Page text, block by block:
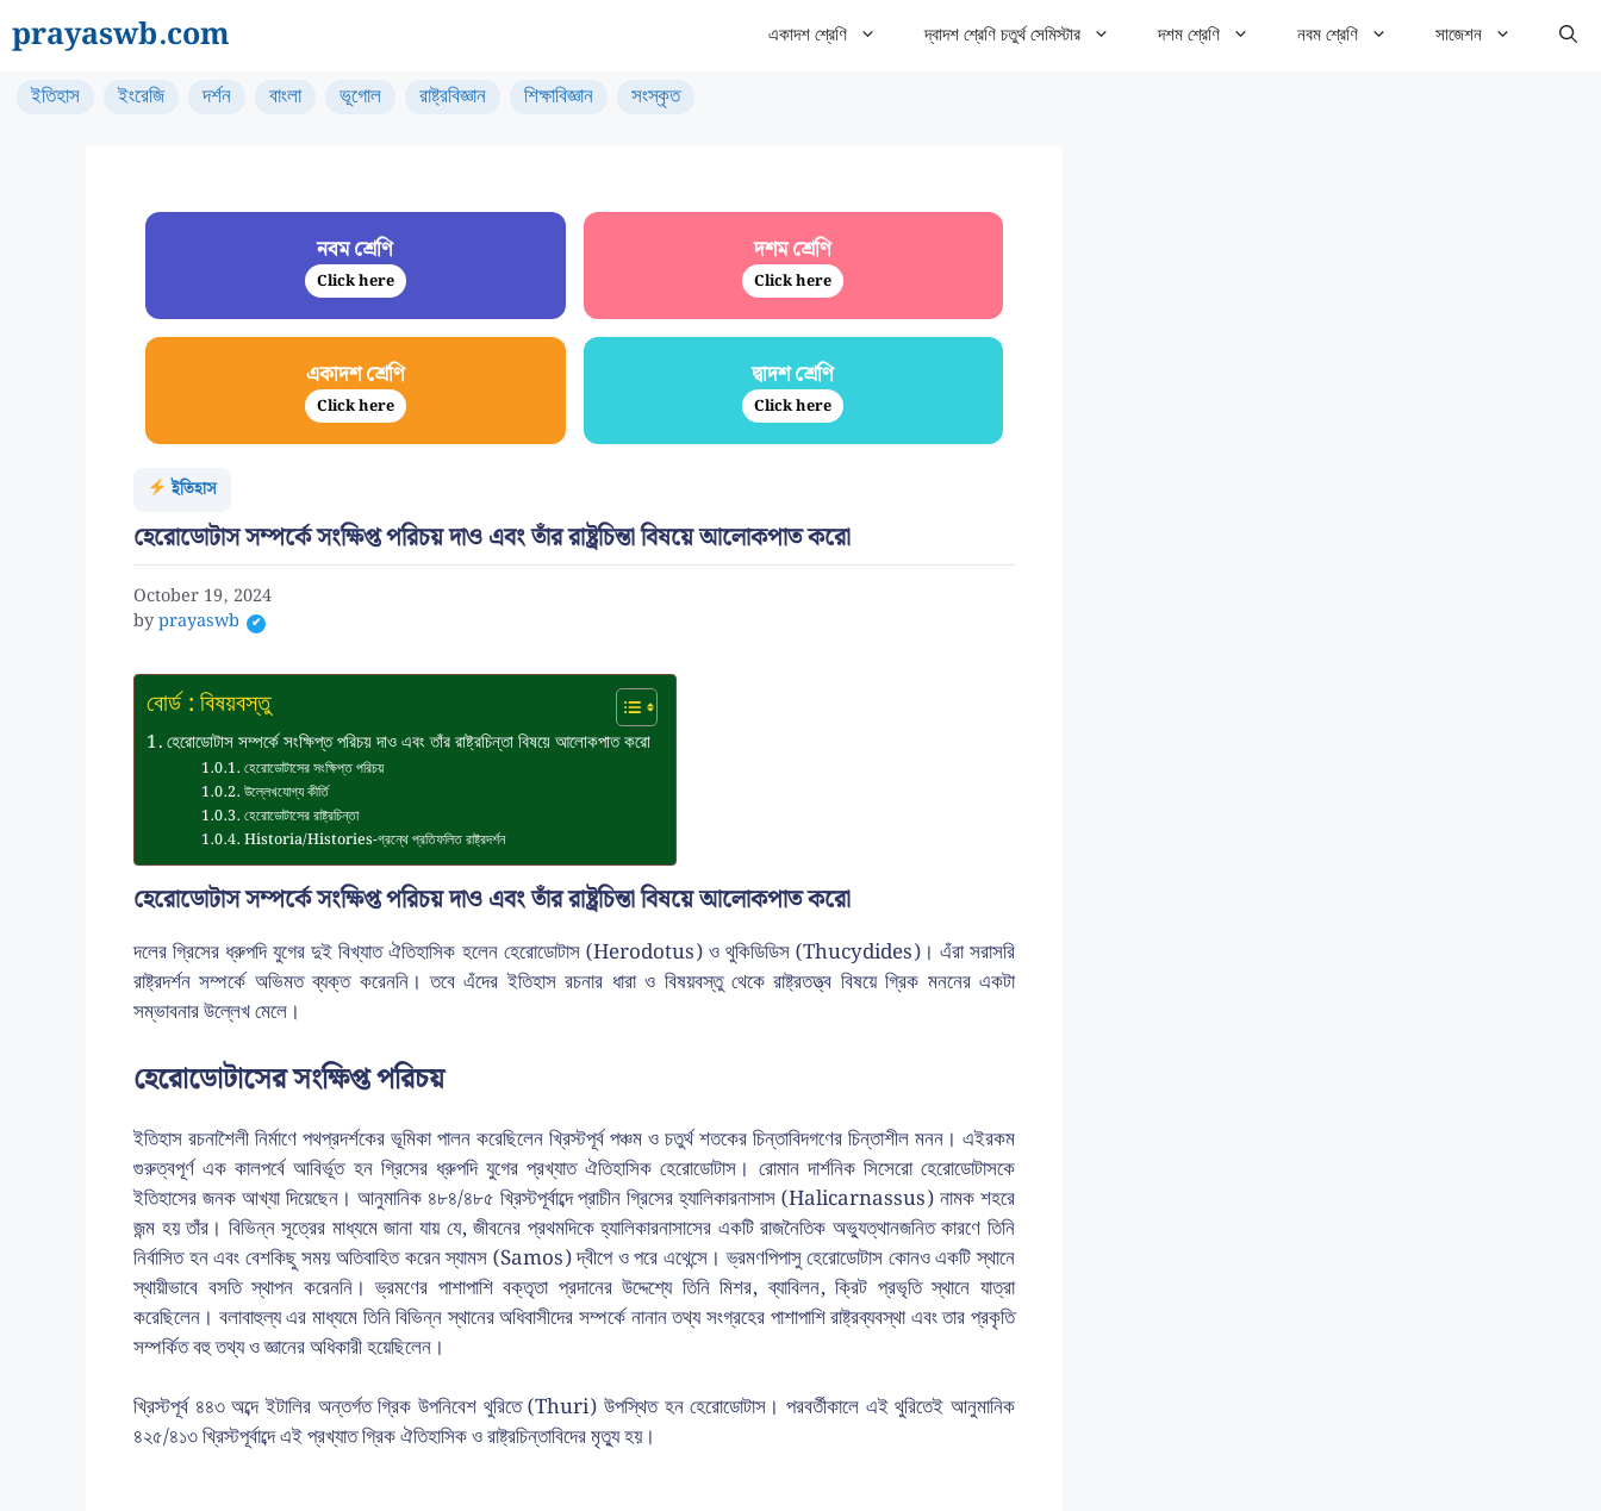
to
content
prayaswb.com একাদশ শ্রেণি দ্বাদশ শ্রেণি চতুর্থ সেমিস্টার দশম শ্রেণি নবম শ্রেণি সাজেশন
ইতিহাস ইংরেজি দর্শন বাংলা ভূগোল রাষ্ট্রবিজ্ঞান শিক্ষাবিজ্ঞান সংস্কৃত
নবম শ্রেণি
Click here
দশম শ্রেণি
Click here
একাদশ শ্রেণি
Click here
দ্বাদশ শ্রেণি
Click here
ইতিহাস
হেরোডোটাস সম্পর্কে সংক্ষিপ্ত পরিচয় দাও এবং তাঁর রাষ্ট্রচিন্তা বিষয়ে আলোকপাত করো
October 19, 2024
byprayaswb
বোর্ড : বিষয়বস্তু
হেরোডোটাস সম্পর্কে সংক্ষিপ্ত পরিচয় দাও এবং তাঁর রাষ্ট্রচিন্তা বিষয়ে আলোকপাত করো
হেরোডোটাসের সংক্ষিপ্ত পরিচয়
উল্লেখযোগ্য কীর্তি
হেরোডোটাসের রাষ্ট্রচিন্তা
Historia/Histories-গ্রন্থে প্রতিফলিত রাষ্ট্রদর্শন
হেরোডোটাস সম্পর্কে সংক্ষিপ্ত পরিচয় দাও এবং তাঁর রাষ্ট্রচিন্তা বিষয়ে আলোকপাত করো
দলের গ্রিসের ধ্রুপদি যুগের দুই বিখ্যাত ঐতিহাসিক হলেন হেরোডোটাস (Herodotus) ও থুকিডিডিস (Thucydides)। এঁরা সরাসরি
রাষ্ট্রদর্শন সম্পর্কে অভিমত ব্যক্ত করেননি। তবে এঁদের ইতিহাস রচনার ধারা ও বিষয়বস্তু থেকে রাষ্ট্রতত্ত্ব বিষয়ে গ্রিক মননের একটা
সম্ভাবনার উল্লেখ মেলে।
হেরোডোটাসের সংক্ষিপ্ত পরিচয়
ইতিহাস রচনাশৈলী নির্মাণে পথপ্রদর্শকের ভূমিকা পালন করেছিলেন খ্রিস্টপূর্ব পঞ্চম ও চতুর্থ শতকের চিন্তাবিদগণের চিন্তাশীল মনন। এইরকম
গুরুত্বপূর্ণ এক কালপর্বে আবির্ভূত হন গ্রিসের ধ্রুপদি যুগের প্রখ্যাত ঐতিহাসিক হেরোডোটাস। রোমান দার্শনিক সিসেরো হেরোডোটাসকে
ইতিহাসের জনক আখ্যা দিয়েছেন। আনুমানিক ৪৮৪/৪৮৫ খ্রিস্টপূর্বাব্দে প্রাচীন গ্রিসের হ্যালিকারনাসাস (Halicarnassus) নামক শহরে
জন্ম হয় তাঁর। বিভিন্ন সূত্রের মাধ্যমে জানা যায় যে, জীবনের প্রথমদিকে হ্যালিকারনাসাসের একটি রাজনৈতিক অভ্যুত্থানজনিত কারণে তিনি
নির্বাসিত হন এবং বেশকিছু সময় অতিবাহিত করেন স্যামস (Samos) দ্বীপে ও পরে এথেন্সে। ভ্রমণপিপাসু হেরোডোটাস কোনও একটি স্থানে
স্থায়ীভাবে বসতি স্থাপন করেননি। ভ্রমণের পাশাপাশি বক্তৃতা প্রদানের উদ্দেশ্যে তিনি মিশর, ব্যাবিলন, ক্রিট প্রভৃতি স্থানে যাত্রা
করেছিলেন। বলাবাহুল্য এর মাধ্যমে তিনি বিভিন্ন স্থানের অধিবাসীদের সম্পর্কে নানান তথ্য সংগ্রহের পাশাপাশি রাষ্ট্রব্যবস্থা এবং তার প্রকৃতি
সম্পর্কিত বহু তথ্য ও জ্ঞানের অধিকারী হয়েছিলেন।
খ্রিস্টপূর্ব ৪৪৩ অব্দে ইটালির অন্তর্গত গ্রিক উপনিবেশ থুরিতে (Thuri) উপস্থিত হন হেরোডোটাস। পরবর্তীকালে এই থুরিতেই আনুমানিক
৪২৫/৪১৩ খ্রিস্টপূর্বাব্দে এই প্রখ্যাত গ্রিক ঐতিহাসিক ও রাষ্ট্রচিন্তাবিদের মৃত্যু হয়।